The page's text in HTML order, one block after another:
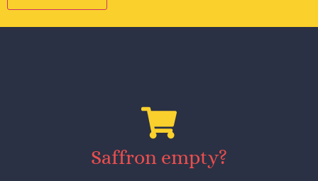
Alternative:
Saffron empty?